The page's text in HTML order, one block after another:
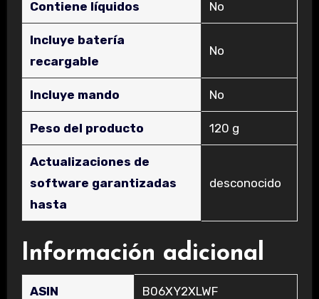
Contiene líquidos ‎No
Incluye batería
recargable
‎No
Incluye mando ‎No
Peso del producto ‎120 g
Actualizaciones de
software garantizadas
hasta
‎desconocido
Información adicional
ASIN B06XY2XLWF